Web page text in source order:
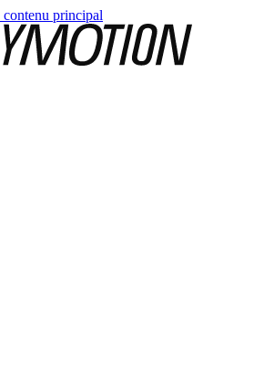
contenu principal